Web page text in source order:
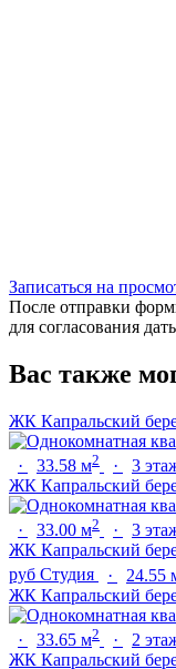
Записаться на
После отправки
для согласования
Вас также
ЖК Капральский
·
33.58 м2 ·
3
ЖК Капральский
·
33.00 м2 ·
3
ЖК Капральский
руб Студия · 24.55
ЖК Капральский
·
33.65 м2 ·
2
ЖК Капральский